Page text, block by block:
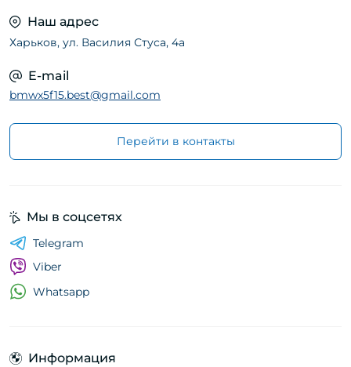
Наш адрес
Харьков, ул. Василия Стуса, 4а
E-mail
bmwx5f15.best@gmail.com
Перейти в контакты
Информация
Мы в соцсетях
Telegram
Viber
Whatsapp